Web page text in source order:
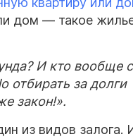
дом — такое
И кто вообще
отбирать за долги
закон!».
из видов залога.